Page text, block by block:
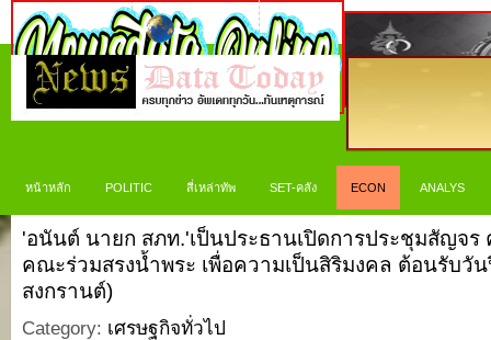
หน้าหลัก POLITIC สี่เหล่าทัพ SET-คลัง ECON ANALYS
'อนันต์ นายก สภท.'เป็นประธานเปิดการประชุมสัญจร
คณะร่วมสรงน้ำพระ เพื่อความเป็นสิริมงคล ต้อนรับวั
สงกรานต์)
Category: เศรษฐกิจทั่วไป